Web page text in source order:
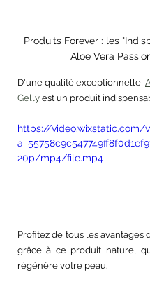
Produits Forever : les
Aloe Vera
D'une qualité exceptionnelle,
Gelly est un produit
https://video.wixstatic.com/
20p/mp4/file.mp4
Profitez de tous les avantages
grâce à ce produit naturel
régénère votre peau.